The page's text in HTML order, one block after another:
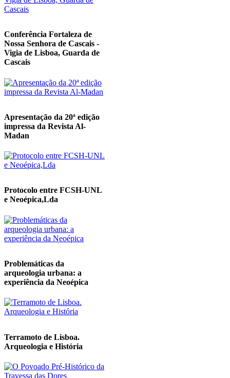
Conferência Fortaleza de
Nossa Senhora de Cascais -
Vigia de Lisboa, Guarda de
Cascais
Apresentação da 20ª edição
impressa da Revista Al-
Madan
Protocolo entre FCSH-UNL
e Neoépica,Lda
Problemáticas da
arqueologia urbana: a
experiência da Neoépica
Terramoto de Lisboa.
Arqueologia e História